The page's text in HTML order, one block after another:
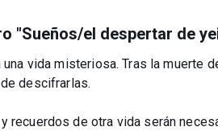
"Sueños/el despertar de
una vida misteriosa. Tras la
descifrarlas.
recuerdos de otra vida serán